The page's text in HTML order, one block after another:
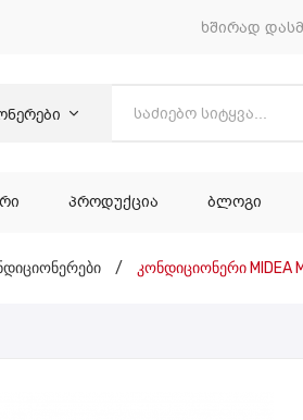
ხშირად
ᲞᲠᲝᲓᲣᲥᲪᲘᲐ ᲑᲚᲝᲒᲘ
ᲛᲗᲐᲕᲐᲠᲘ ᲞᲠᲝᲓᲣᲥᲪᲘᲐ
/ კონდიციონერი MIDEA